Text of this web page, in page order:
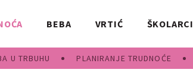
U TRBUHU PLANIRANJE TRUDNOĆE
BEBA VRTIĆ ŠKOLARCI